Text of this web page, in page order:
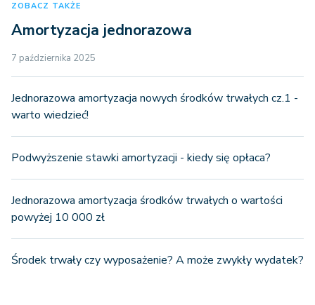
ZOBACZ TAKŻE
Amortyzacja jednorazowa
7 października 2025
Jednorazowa amortyzacja nowych środków trwałych cz.1 -
warto wiedzieć!
Podwyższenie stawki amortyzacji - kiedy się opłaca?
Jednorazowa amortyzacja środków trwałych o wartości
powyżej 10 000 zł
Środek trwały czy wyposażenie? A może zwykły wydatek?